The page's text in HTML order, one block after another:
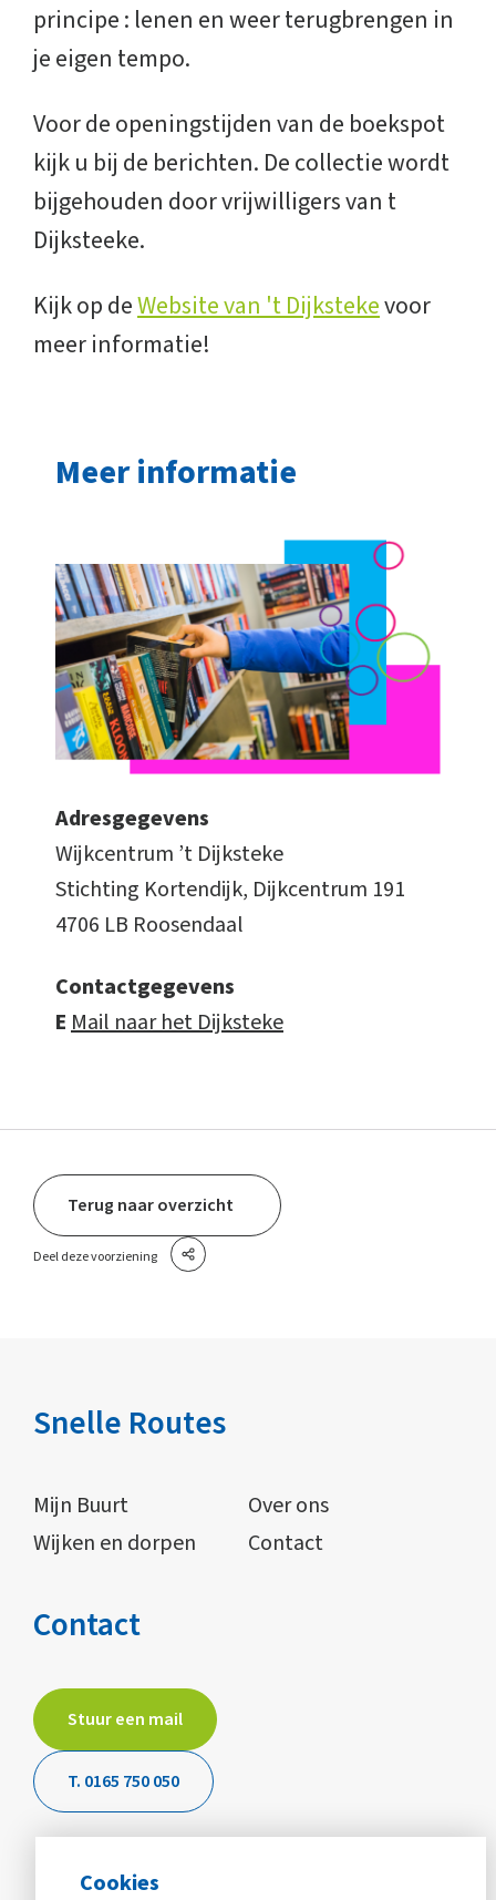
Cookies
principe : lenen en weer terugbrengen in
je eigen tempo.
Voor de openingstijden van de boekspot
kijk u bij de berichten. De collectie wordt
bijgehouden door vrijwilligers van t
Dijksteeke.
Kijk op deWebsite van 't Dijkstekevoor
meer informatie!
Meer informatie
Adresgegevens
Wijkcentrum ’t Dijksteke
Stichting Kortendijk, Dijkcentrum 191
4706 LB Roosendaal
Contactgegevens
EMail naar het Dijksteke
Terug naar overzicht
Deel deze voorziening
Snelle Routes
Mijn Buurt
Over ons
Wijken en dorpen
Contact
Contact
Stuur een mail
T. 0165 750 050